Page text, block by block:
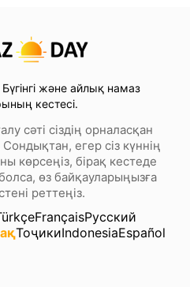
және айлық намаз
кестесі.
сәті сіздің орналасқан
егер сіз күннің
көрсеңіз, бірақ кестеде
өз байқауларыңызға
реттеңіз.
FrançaisРусский
ТоҷикиIndonesiaEspañol